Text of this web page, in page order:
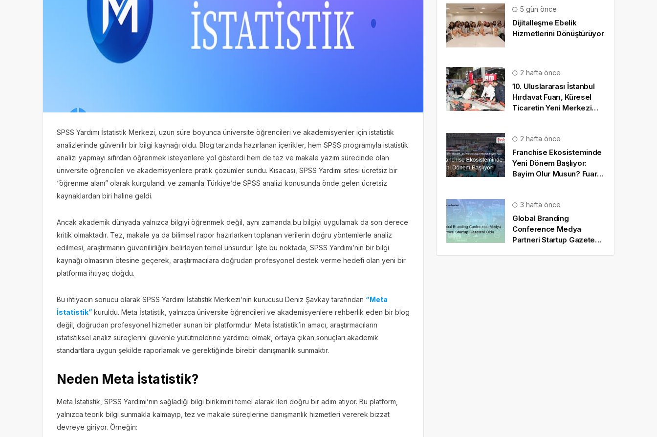
SPSS Yardımı İstatistik Merkezi, uzun süre boyunca üniversite öğrencileri ve akademisyenler için istatistik
analizlerinde güvenilir bir bilgi kaynağı oldu. Blog tarzında hazırlanan içerikler, hem SPSS programıyla istatistik
analizi yapmayı sıfırdan öğrenmek isteyenlere yol gösterdi hem de tez ve makale yazım sürecinde olan
üniversite öğrencileri ve akademisyenlere pratik çözümler sundu. Kısacası, SPSS Yardımı sitesi ücretsiz bir
“öğrenme alanı” olarak kurgulandı ve zamanla Türkiye’de SPSS analizi konusunda önde gelen ücretsiz
kaynaklardan biri haline geldi.
Ancak akademik dünyada yalnızca bilgiyi öğrenmek değil, aynı zamanda bu bilgiyi uygulamak da son derece
kritik olmaktadır. Tez, makale ya da bilimsel rapor hazırlarken toplanan verilerin doğru yöntemlerle analiz
edilmesi, araştırmanın güvenilirliğini belirleyen temel unsurdur. İşte bu noktada, SPSS Yardımı’nın bir bilgi
kaynağı olmasının ötesine geçerek, araştırmacılara doğrudan profesyonel destek verme hedefi olan yeni bir
platforma ihtiyaç doğdu.
Bu ihtiyacın sonucu olarak SPSS Yardımı İstatistik Merkezi’nin kurucusu Deniz Şavkay tarafından “Meta
İstatistik” kuruldu. Meta İstatistik, yalnızca üniversite öğrencileri ve akademisyenlere rehberlik eden bir blog
değil, doğrudan profesyonel hizmetler sunan bir platformdur. Meta İstatistik’in amacı, araştırmacıların
istatistiksel analiz süreçlerini güvenle yürütmelerine yardımcı olmak, ortaya çıkan sonuçları akademik
standartlara uygun şekilde raporlamak ve gerektiğinde birebir danışmanlık sunmaktır.
Neden Meta İstatistik?
Meta İstatistik, SPSS Yardımı’nın sağladığı bilgi birikimini temel alarak ileri doğru bir adım atıyor. Bu platform,
yalnızca teorik bilgi sunmakla kalmayıp, tez ve makale süreçlerine danışmanlık hizmetleri vererek bizzat
devreye giriyor. Örneğin:
5 gün önce
Dijitalleşme Ebelik
Hizmetlerini Dönüştürüyor
2 hafta önce
10. Uluslararası İstanbul
Hırdavat Fuarı, Küresel
Ticaretin Yeni Merkezi
2 hafta önce
Franchise Ekosisteminde
Yeni Dönem Başlıyor:
Bayim Olur Musun? Fuarı
3 hafta önce
Global Branding
Conference Medya
Partneri Startup Gazetesi